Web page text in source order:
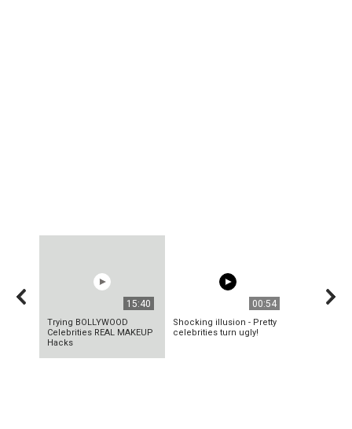
15:40
Trying BOLLYWOOD
Celebrities REAL MAKEUP
Hacks
00:54
Shocking illusion - Pretty
celebrities turn ugly!